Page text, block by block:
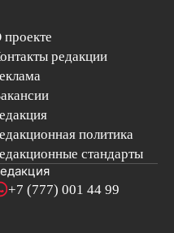
редакции
политика
стандарты
+7 (777) 001 44 99